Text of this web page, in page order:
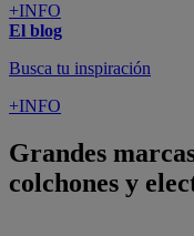
+INFO
El blog
Busca tu inspiración
+INFO
Grandes
colchones y